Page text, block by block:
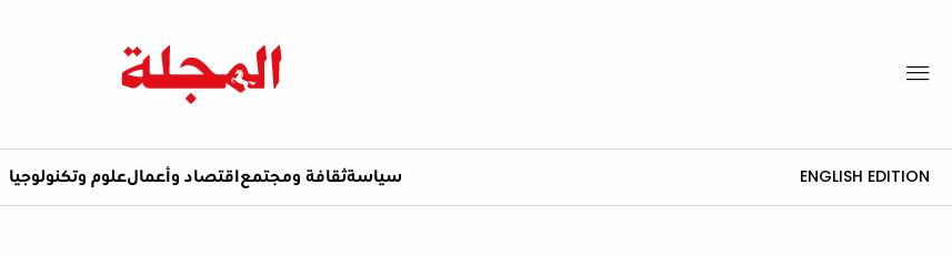
ENGLISH EDITION سياسةثقافة ومجتمع اقتصاد وأعمالعلوم وتكنولوجيا